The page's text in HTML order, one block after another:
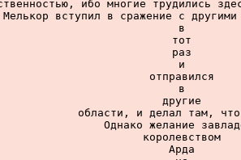
ибо многие трудились
Мелькор вступил в сражение с
в
тот
раз
и
отправился
в
другие
области, и делал там,
Однако желание
королевством
Арда